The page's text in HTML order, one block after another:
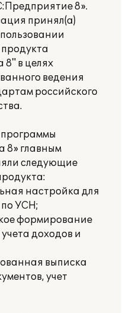
8».
принял(а)
в целях
ведения
российского
8» главным
следующие
настройка для
по УСН;
формирование
доходов и
выписка
учет